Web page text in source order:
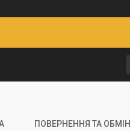
ПОВЕРНЕННЯ ТА ОБМІН